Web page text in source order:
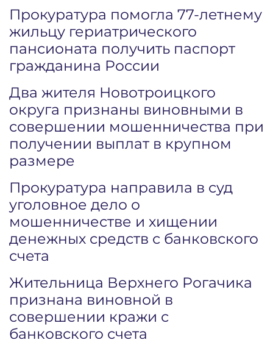
Прокуратура помогла 77-летнему
жильцу гериатрического
пансионата получить паспорт
гражданина России
Два жителя Новотроицкого
округа признаны виновными в
совершении мошенничества при
получении выплат в крупном
размере
Прокуратура направила в суд
уголовное дело о
мошенничестве и хищении
денежных средств с банковского
счета
Жительница Верхнего Рогачика
признана виновной в
совершении кражи с
банковского счета